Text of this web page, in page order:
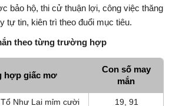
bảo hộ, thi cử thuận lợi, công việc thăng
tự tin, kiên trì theo đuổi mục tiêu.
theo từng trường hợp
hợp giấc mơ
Con số may
mắn
Như Lai mỉm cười 19, 91